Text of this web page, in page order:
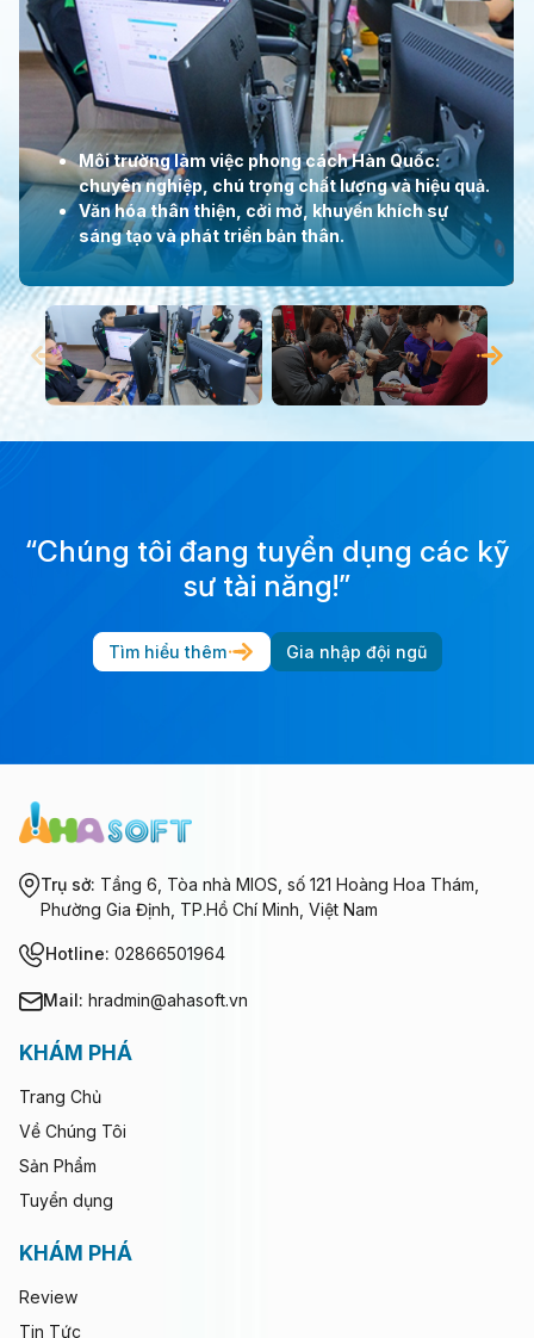
Môi trường làm việc phong cách Hàn Quốc:
chuyên nghiệp, chú trọng chất lượng và hiệu quả.
Văn hóa thân thiện, cởi mở, khuyến khích sự
sáng tạo và phát triển bản thân.
“Chúng tôi đang tuyển dụng các kỹ
sư tài năng!”
Tìm hiểu thêm Gia nhập đội ngũ
Trụ sở: Tầng 6, Tòa nhà MIOS, số 121 Hoàng Hoa Thám,
Phường Gia Định, TP.Hồ Chí Minh, Việt Nam
Hotline: 02866501964
Mail: hradmin@ahasoft.vn
KHÁM PHÁ
Trang Chủ
Về Chúng Tôi
Sản Phẩm
Tuyển dụng
KHÁM PHÁ
Review
Tin Tức